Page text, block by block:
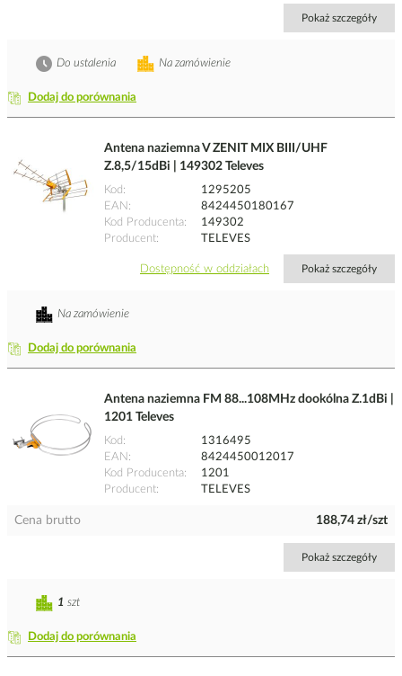
Pokaż szczegóły
Dodaj do porównania
Na zamówienie
Do ustalenia
Antena naziemna V ZENIT MIX BIII/UHF
Z.8,5/15dBi | 149302 Televes
Kod
1295205
EAN
8424450180167
Kod Producenta
149302
Producent
TELEVES
Dostępność w oddziałach Pokaż szczegóły
Dodaj do porównania
Na zamówienie
Antena naziemna FM 88...108MHz dookólna Z.1dBi |
1201 Televes
Kod
1316495
EAN
8424450012017
Kod Producenta
1201
Producent
TELEVES
Cena brutto 188,74 zł/szt
Pokaż szczegóły
Dodaj do porównania
1 szt